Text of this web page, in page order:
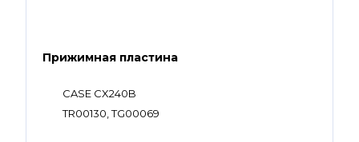
Прижимная пластина
CASE CX240B
TR00130, TG00069